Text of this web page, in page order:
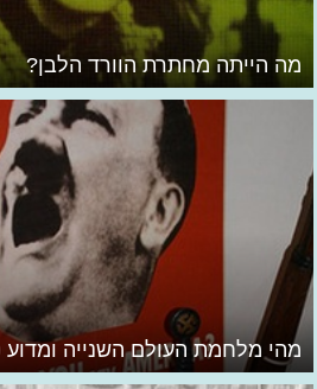
מה הייתה מחתרת הוורד הלבן?
מהי מלחמת העולם השנייה